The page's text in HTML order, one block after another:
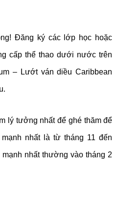
Đăng ký các lớp học hoặc
cấp thể thao dưới nước trên
– Lướt ván diều Caribbean
lý tưởng nhất để ghé thăm để
nhất là từ tháng 11 đến
nhất thường vào tháng 2